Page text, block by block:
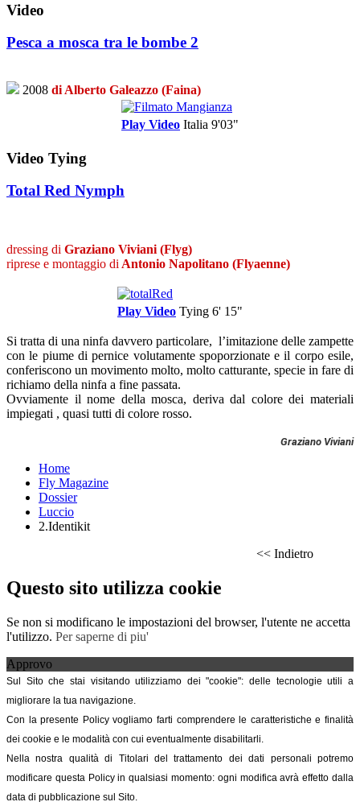
Video
Pesca a mosca tra le bombe 2
2008 di Alberto Galeazzo (Faina)
Play Video Italia 9'03"
Video Tying
Total Red Nymph
dressing di Graziano Viviani (Flyg)
riprese e montaggio di Antonio Napolitano (Flyaenne)
Play Video Tying 6' 15"
Si tratta di una ninfa davvero particolare, l’imitazione delle zampette
con le piume di pernice volutamente spoporzionate e il corpo esile,
conferiscono un movimento molto, molto catturante, specie in fare di
richiamo della ninfa a fine passata.
Ovviamente il nome della mosca, deriva dal colore dei materiali
impiegati , quasi tutti di colore rosso.
Graziano Viviani
Home
Fly Magazine
Dossier
Luccio
2.Identikit
<< Indietro
Questo sito utilizza cookie
Se non si modificano le impostazioni del browser, l'utente ne accetta
l'utilizzo. Per saperne di piu'
Approvo
Sul Sito che stai visitando utilizziamo dei "cookie": delle tecnologie utili a
migliorare la tua navigazione.
Con la presente Policy vogliamo farti comprendere le caratteristiche e finalità
dei cookie e le modalità con cui eventualmente disabilitarli.
Nella nostra qualità di Titolari del trattamento dei dati personali potremo
modificare questa Policy in qualsiasi momento: ogni modifica avrà effetto dalla
data di pubblicazione sul Sito.